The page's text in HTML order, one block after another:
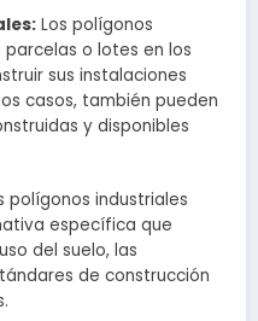
Los polígonos
o lotes en los
sus instalaciones
casos, también pueden
y disponibles
polígonos industriales
específica que
del suelo, las
de construcción